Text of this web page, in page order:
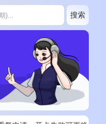
搜索